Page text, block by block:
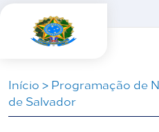
Iní­cio > Programação de
de Salvador